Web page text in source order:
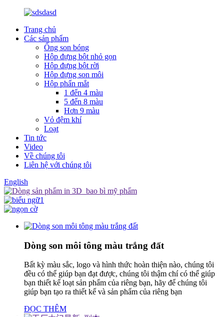
Trang chủ
Các sản phẩm
Ống son bóng
Hộp đựng bột nhỏ gọn
Hộp đựng bột rời
Hộp đựng son môi
Hộp phấn mắt
1 đến 4 màu
5 đến 8 màu
Hơn 9 màu
Vỏ đệm khí
Loạt
Tin tức
Video
Về chúng tôi
Liên hệ với chúng tôi
English
Dòng son môi tông màu trắng đất
Bất kỳ màu sắc, logo và hình thức hoàn thiện nào, chúng tôi
đều có thể giúp bạn đạt được, chúng tôi thậm chí có thể giúp
bạn thiết kế loạt sản phẩm của riêng bạn, hãy để chúng tôi
giúp bạn tạo ra thiết kế và sản phẩm của riêng bạn
ĐỌC THÊM